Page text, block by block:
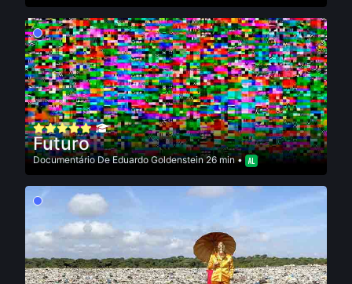
Futuro
DocumentárioDeEduardo Goldenstein26 min •